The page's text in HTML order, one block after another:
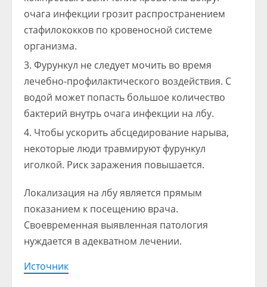
очага инфекции грозит распространением
стафилококков по кровеносной системе
организма.
Фурункул не следует мочить во время
лечебно-профилактического воздействия. С
водой может попасть большое количество
бактерий внутрь очага инфекции на лбу.
Чтобы ускорить абсцедирование нарыва,
некоторые люди травмируют фурункул
иголкой. Риск заражения повышается.
Локализация на лбу является прямым
показанием к посещению врача.
Своевременная выявленная патология
нуждается в адекватном лечении.
Источник